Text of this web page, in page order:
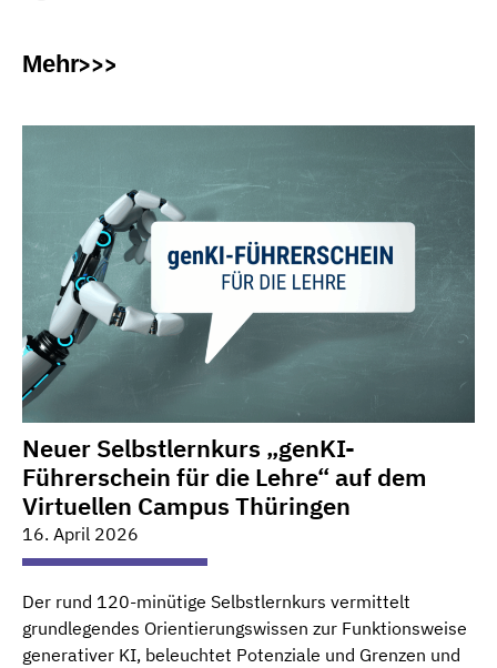
Mehr
Neuer Selbstlernkurs „genKI-
Führerschein für die Lehre“ auf dem
Virtuellen Campus Thüringen
16. April 2026
Der rund 120-minütige Selbstlernkurs vermittelt
grundlegendes Orientierungswissen zur Funktionsweise
generativer KI, beleuchtet Potenziale und Grenzen und